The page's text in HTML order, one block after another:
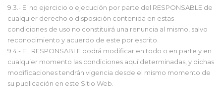
9.3.- El no ejercicio o ejecución por parte del RESPONSABLE de
cualquier derecho o disposición contenida en estas
condiciones de uso no constituirá una renuncia al mismo, salvo
reconocimiento y acuerdo de este por escrito.
9.4.- EL RESPONSABLE podrá modificar en todo o en parte y en
cualquier momento las condiciones aquí determinadas, y dichas
modificaciones tendrán vigencia desde el mismo momento de
su publicación en este Sitio Web.